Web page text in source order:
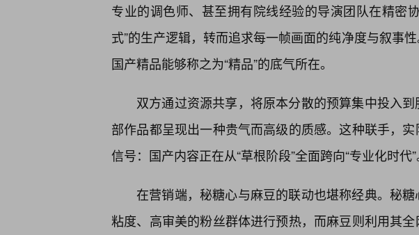
专业的调色师、甚至拥有院线经验的导演团队在精密
式”的生产逻辑，转而追求每一帧画面的纯净度与叙事
国产精品能够称之为“精品”的底气所在。
双方通过资源共享，将原本分散的预算集中投入
部作品都呈现出一种贵气而高级的质感。这种联手，
信号：国产内容正在从“草根阶段”全面跨向“专业化时代”
在营销端，秘糖心与麻豆的联动也堪称经典。秘
粘度、高审美的粉丝群体进行预热，而麻豆则利用其